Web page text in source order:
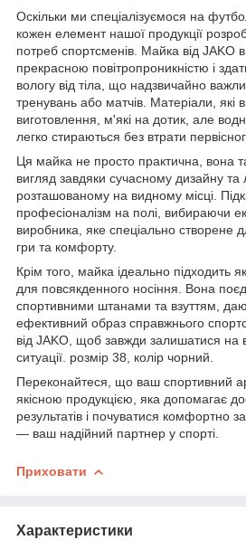
Оскільки ми спеціалізуємося на
кожен елемент нашої продукції
потреб спортсменів. Майка від JAKO
прекрасною повітропроникністю і
вологу від тіла, що надзвичайно
тренувань або матчів. Матеріали, які
виготовлення, м'які на дотик, але
легко стираються без втрати
Ця майка не просто практична, вона
вигляд завдяки сучасному дизайну та
розташованому на видному місці.
професіоналізм на полі, вибираючи
виробника, яке спеціально створене
гри та комфорту.
Крім того, майка ідеально підходить
для повсякденного носіння. Вона
спортивними штанами та взуттям,
ефективний образ справжнього
від JAKO, щоб завжди залишатися на
ситуації. розмір 38, колір чорний.
Переконайтеся, що ваш спортивний
якісною продукцією, яка допомагає
результатів і почуватися комфортно
— ваш надійний партнер у спорті.
Приховати
Характеристики